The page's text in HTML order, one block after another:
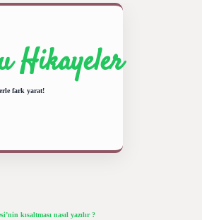
Hikayeler
fark yarat!
kısaltması nasıl yazılır ?